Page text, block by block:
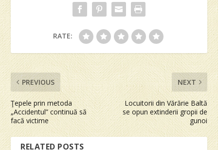
RATE:
PREVIOUS
Ţepele prin metoda
„Accidentul” continuă să
facă victime
NEXT
Locuitorii din Vărărie Baltă
se opun extinderii gropii de
gunoi
RELATED POSTS